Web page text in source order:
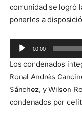
comunidad se logró
ponerlos a
Reproductor
de
audio
00:00
Los condenados
Ronal Andrés
Sánchez, y Wilson
condenados por